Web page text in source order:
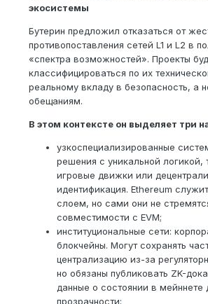
экосистемы
Бутерин предложил отказаться от
противопоставления сетей L1 и L2 в
«спектра возможностей». Проекты
классифицироваться по их
реальному вкладу в безопасность, а
обещаниям.
В этом контексте он выделяет три
узкоспециализированные
решения с уникальной логикой,
игровые движки или
идентификация. Ethereum
слоем, но сами они не
совместимости с EVM;
институциональные сети:
блокчейны. Могут сохранять
централизацию из-за
но обязаны публиковать ZK-
данные о состоянии в мейннете
прозрачности;